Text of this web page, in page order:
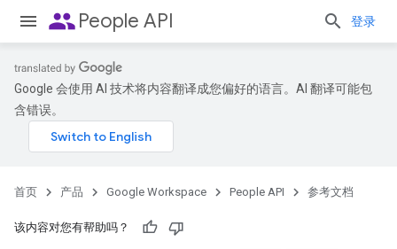
peoplePeople API 登录
Google 会使用 AI 技术将内容翻译成您偏好的语言。AI 翻译可能包
含错误。
首页 产品 Google Workspace People API 参考文档
该内容对您有帮助吗？